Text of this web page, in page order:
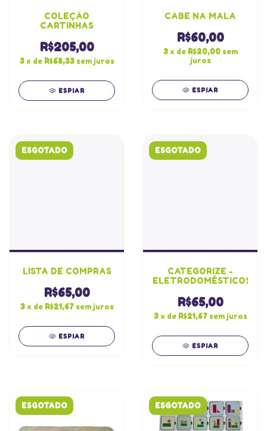
COLEÇÃO
CARTINHAS
R$205,00
3 x de R$68,33 sem juros
ESPIAR
CABE NA MALA
R$60,00
3 x de R$20,00 sem
juros
ESPIAR
ESGOTADO
LISTA DE COMPRAS
R$65,00
3 x de R$21,67 sem juros
ESPIAR
ESGOTADO
CATEGORIZE -
ELETRODOMÉSTICOS
R$65,00
3 x de R$21,67 sem juros
ESPIAR
ESGOTADO ESGOTADO